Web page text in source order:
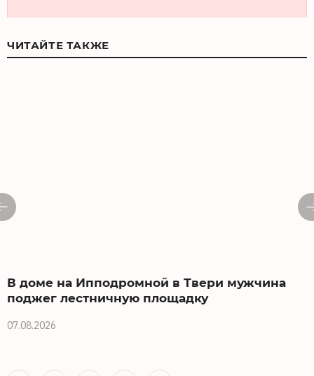
ЧИТАЙТЕ ТАКЖЕ
В доме на Ипподромной в Твери мужчина
поджег лестничную площадку
07.08.2026